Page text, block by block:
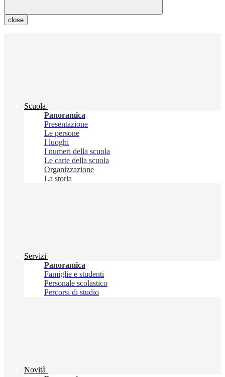
close
Scuola
Panoramica
Presentazione
Le persone
I luoghi
I numeri della scuola
Le carte della scuola
Organizzazione
La storia
Servizi
Panoramica
Famiglie e studenti
Personale scolastico
Percorsi di studio
Novità